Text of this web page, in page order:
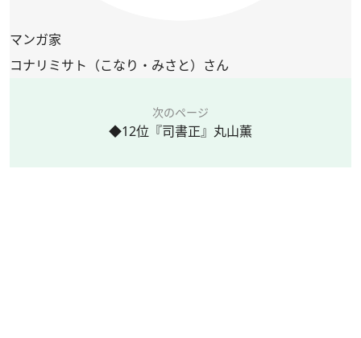
マンガ家
コナリミサト（こなり・みさと）さん
次のページ
◆12位『司書正』丸山薫